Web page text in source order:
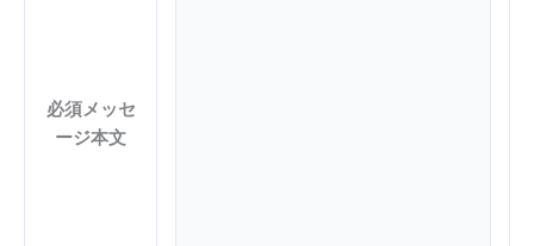
必須メッセ
ージ本文